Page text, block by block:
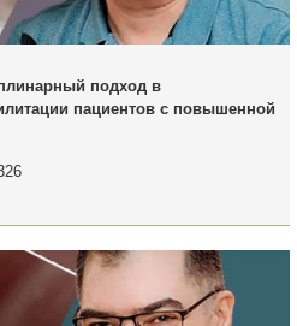
подход в
пациентов с повышенной